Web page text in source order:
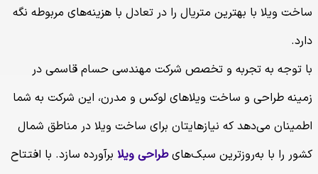
ساخت ویلا با بهترین متریال را در تعادل با هزینه‌های مربوطه نگه
دارد.
با توجه به تجربه و تخصص شرکت مهندسی حسام قاسمی در
زمینه طراحی و ساخت ویلاهای لوکس و مدرن، این شرکت به شما
اطمینان می‌دهد که نیازهایتان برای ساخت ویلا در مناطق شمال
کشور را با به‌روزترین سبک‌هایطراحی ویلا برآورده سازد. با افتتاح